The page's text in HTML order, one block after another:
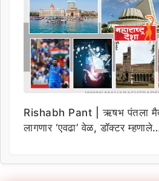
Rishabh Pant | ऋषभ पंतला
लागणार ‘एवढा’ वेळ, डॉक्टर